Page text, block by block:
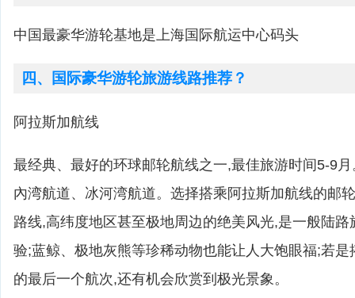
中国最豪华游轮基地是上海国际航运中心码头
四、国际豪华游轮旅游线路推荐？
阿拉斯加航线
最经典、最好的环球邮轮航线之一,最佳旅游时间5-9
內湾航道、冰河湾航道。选择搭乘阿拉斯加航线的邮
路线,高纬度地区甚至极地周边的绝美风光,是一般陆
验;蓝鲸、极地灰熊等珍稀动物也能让人大饱眼福;若
的最后一个航次,还有机会欣赏到极光景象。